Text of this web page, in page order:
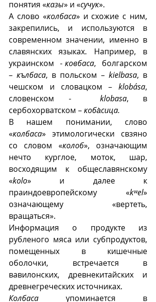
понятия «казы» и «сучук».
А слово «колбаса» и схожие с ним,
закрепились, и используются в
современном значении, именно в
славянских языках. Например, в
украинском  - ковбаса,  болгарском
– кълбаса, в польском – kielbasa, в
чешском и словацком – klobása,
словенском - klobasa, в
сербохорватском – коба̀сица.
В нашем понимании, слово
«колбаса» этимологически свзяно
со словом «колоб», означающим
нечто курглое, моток, шар,
восходящим к общеславянскому
«kolo» и далее к
праиндоевропейскому «kʷel»
означающему «вертеть,
вращаться».
Информация о продукте из
рубленого мяса или субпродуктов,
помещенных в кишечные
оболочки, встречается в
вавилонских, древнекитайских и
древнегреческих источниках.
Колбаса упоминается в